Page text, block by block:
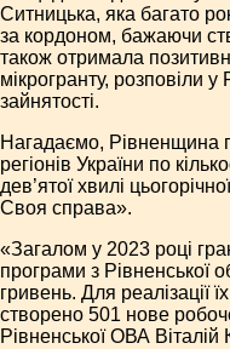
Ситницька, яка багато
за кордоном, бажаючи
також отримала
мікрогранту, розповіли у
зайнятості.
Нагадаємо, Рівненщина
регіонів України по
дев’ятої хвилі
Своя справа».
«Загалом у 2023 році
програми з Рівненської
гривень. Для реалізації
створено 501 нове
Рівненської ОВА Віталій